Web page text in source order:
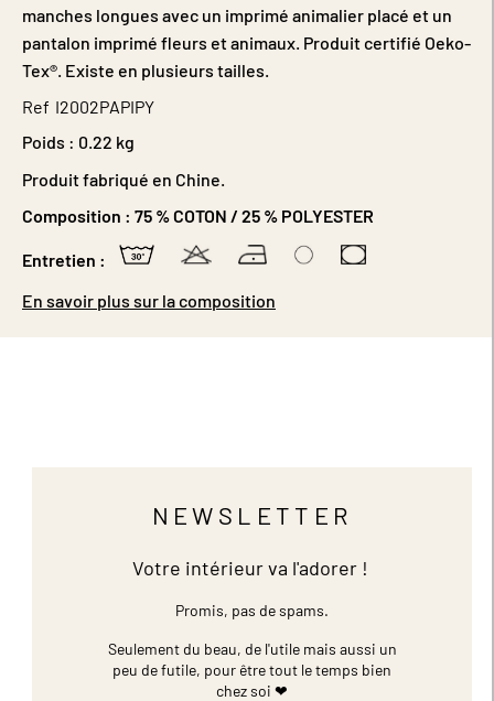
manches longues avec un imprimé animalier placé et un
pantalon imprimé fleurs et animaux. Produit certifié Oeko-
Tex®. Existe en plusieurs tailles.
Ref I2002PAPIPY
Poids : 0.22 kg
Produit fabriqué en Chine.
Composition : 75 % COTON / 25 % POLYESTER
Entretien :
En savoir plus sur la composition
NEWSLETTER
Votre intérieur va l'adorer !
Promis, pas de spams.
Seulement du beau, de l'utile mais aussi un
peu de futile, pour être tout le temps bien
chez soi ❤